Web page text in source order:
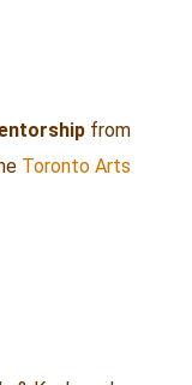
from
Toronto Arts